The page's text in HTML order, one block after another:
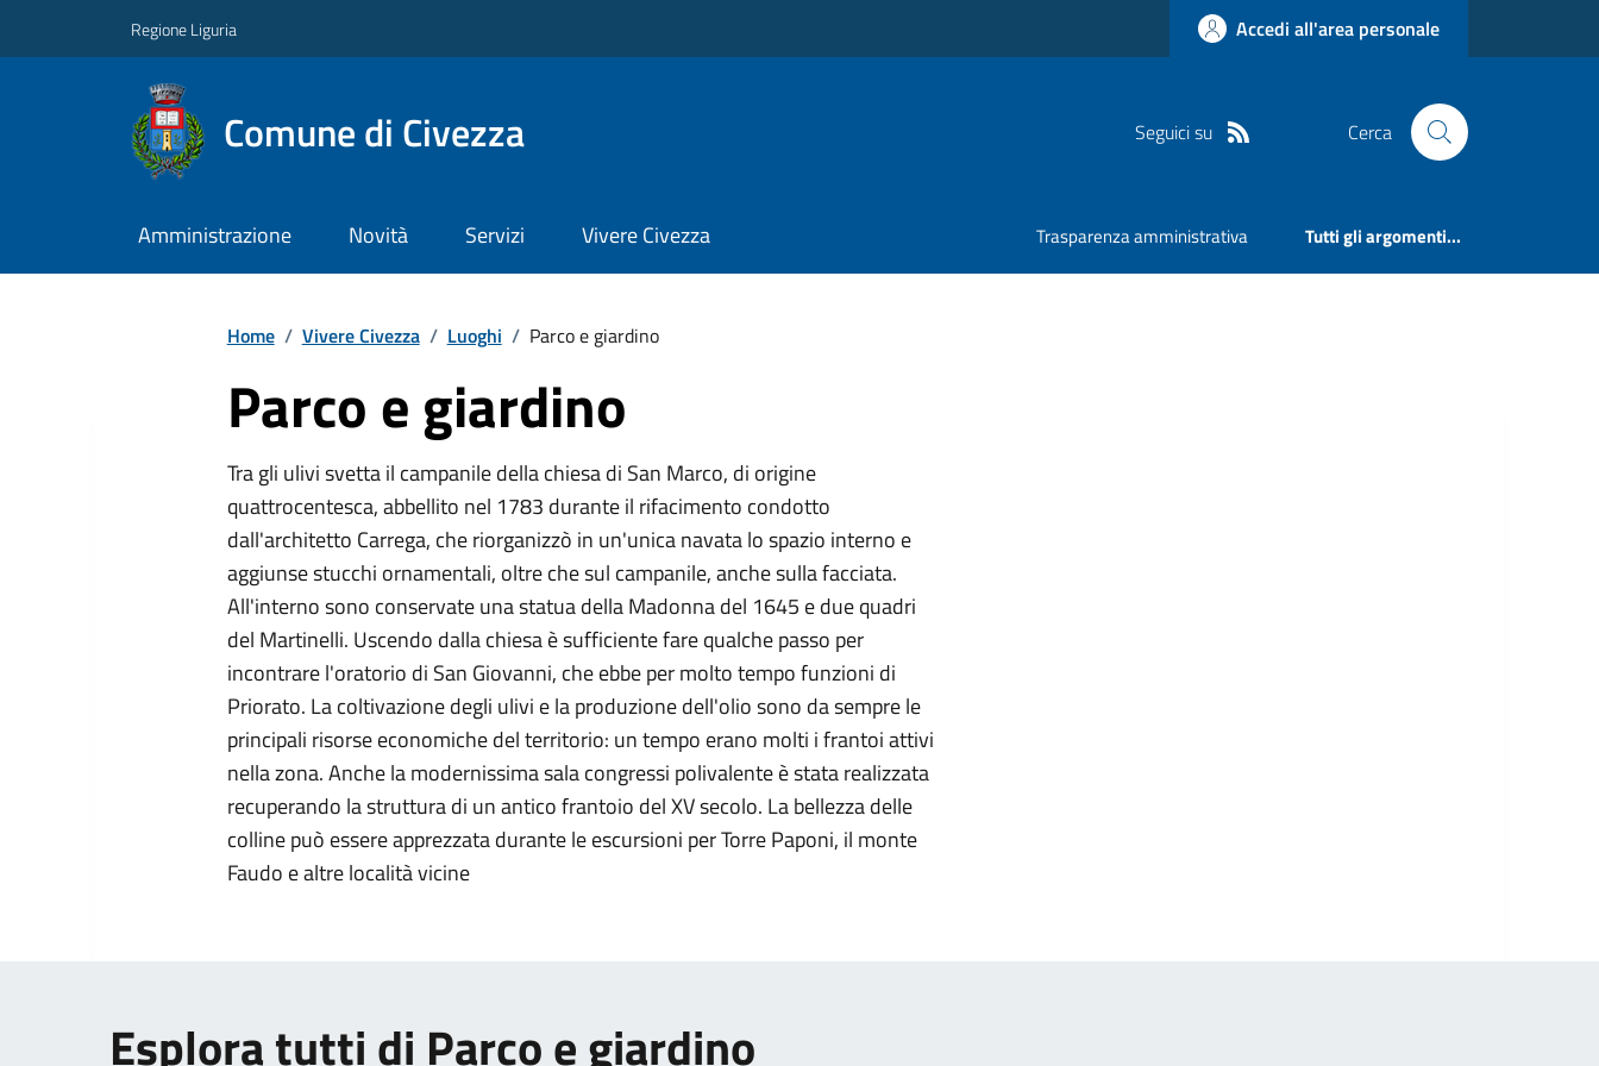
Regione Liguria Accedi all'area personale
Comune di Civezza Seguici su Cerca
Amministrazione Novità Servizi Vivere Civezza Trasparenza amministrativa Tutti gli argomenti...
Home / Vivere Civezza / Luoghi / Parco e giardino
Parco e giardino
Tra gli ulivi svetta il campanile della chiesa di San Marco, di origine
quattrocentesca, abbellito nel 1783 durante il rifacimento condotto
dall'architetto Carrega, che riorganizzò in un'unica navata lo spazio interno e
aggiunse stucchi ornamentali, oltre che sul campanile, anche sulla facciata.
All'interno sono conservate una statua della Madonna del 1645 e due quadri
del Martinelli. Uscendo dalla chiesa è sufficiente fare qualche passo per
incontrare l'oratorio di San Giovanni, che ebbe per molto tempo funzioni di
Priorato. La coltivazione degli ulivi e la produzione dell'olio sono da sempre le
principali risorse economiche del territorio: un tempo erano molti i frantoi attivi
nella zona. Anche la modernissima sala congressi polivalente è stata realizzata
recuperando la struttura di un antico frantoio del XV secolo. La bellezza delle
colline può essere apprezzata durante le escursioni per Torre Paponi, il monte
Faudo e altre località vicine
Esplora tutti di Parco e giardino